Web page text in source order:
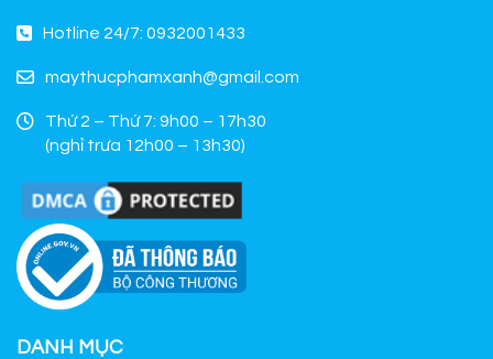
Hotline 24/7: 0932001433
maythucphamxanh@gmail.com
Thứ 2 – Thứ 7: 9h00 – 17h30
(nghỉ trưa 12h00 – 13h30)
DANH MỤC